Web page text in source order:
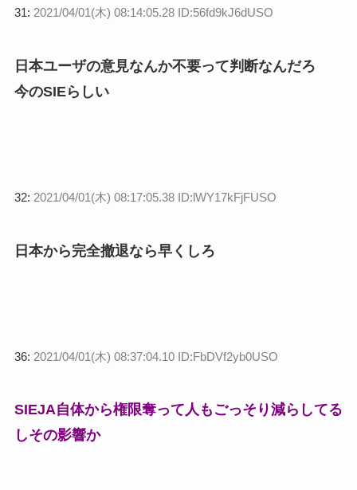
31: 2021/04/01(木) 08:14:05.28 ID:56fd9kJ6dUSO
日本ユーザの意見なんか不要って判断なんだろ
今のSIEらしい
32: 2021/04/01(木) 08:17:05.38 ID:lWY17kFjFUSO
日本から完全撤退なら早くしろ
36: 2021/04/01(木) 08:37:04.10 ID:FbDVf2yb0USO
SIEJA自体から権限奪って人もごっそり減らしてる
しその影響か